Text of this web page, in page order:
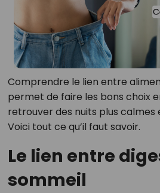
Comprendre le lien entre
permet de faire les bons choix
retrouver des nuits plus
Voici tout ce qu’il faut savoir.
Le lien entre
sommeil